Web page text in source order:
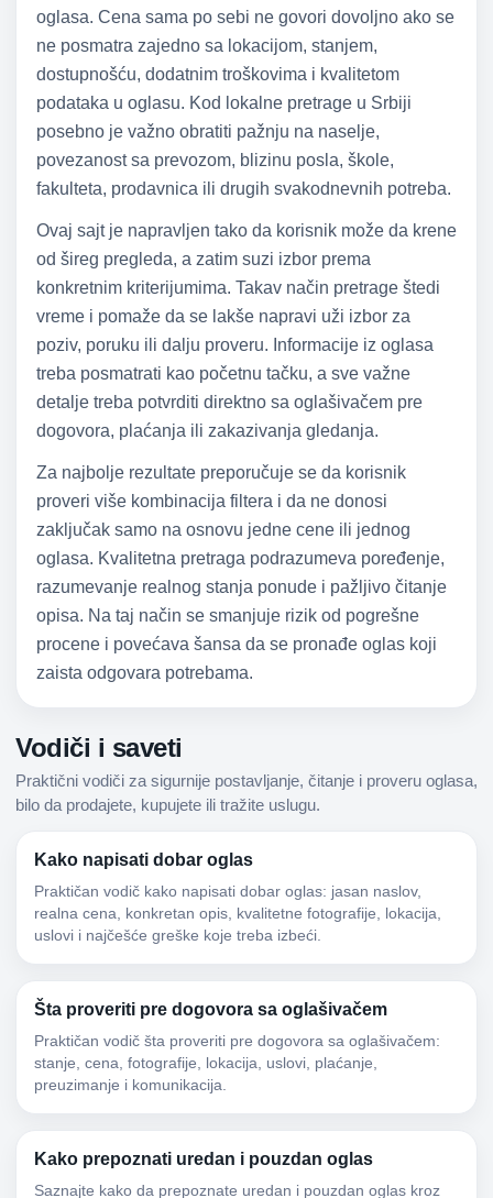
oglasa. Cena sama po sebi ne govori dovoljno ako se
ne posmatra zajedno sa lokacijom, stanjem,
dostupnošću, dodatnim troškovima i kvalitetom
podataka u oglasu. Kod lokalne pretrage u Srbiji
posebno je važno obratiti pažnju na naselje,
povezanost sa prevozom, blizinu posla, škole,
fakulteta, prodavnica ili drugih svakodnevnih potreba.
Ovaj sajt je napravljen tako da korisnik može da krene
od šireg pregleda, a zatim suzi izbor prema
konkretnim kriterijumima. Takav način pretrage štedi
vreme i pomaže da se lakše napravi uži izbor za
poziv, poruku ili dalju proveru. Informacije iz oglasa
treba posmatrati kao početnu tačku, a sve važne
detalje treba potvrditi direktno sa oglašivačem pre
dogovora, plaćanja ili zakazivanja gledanja.
Za najbolje rezultate preporučuje se da korisnik
proveri više kombinacija filtera i da ne donosi
zaključak samo na osnovu jedne cene ili jednog
oglasa. Kvalitetna pretraga podrazumeva poređenje,
razumevanje realnog stanja ponude i pažljivo čitanje
opisa. Na taj način se smanjuje rizik od pogrešne
procene i povećava šansa da se pronađe oglas koji
zaista odgovara potrebama.
Vodiči i saveti
Praktični vodiči za sigurnije postavljanje, čitanje i proveru oglasa,
bilo da prodajete, kupujete ili tražite uslugu.
Kako napisati dobar oglas
Praktičan vodič kako napisati dobar oglas: jasan naslov,
realna cena, konkretan opis, kvalitetne fotografije, lokacija,
uslovi i najčešće greške koje treba izbeći.
Šta proveriti pre dogovora sa oglašivačem
Praktičan vodič šta proveriti pre dogovora sa oglašivačem:
stanje, cena, fotografije, lokacija, uslovi, plaćanje,
preuzimanje i komunikacija.
Kako prepoznati uredan i pouzdan oglas
Saznajte kako da prepoznate uredan i pouzdan oglas kroz